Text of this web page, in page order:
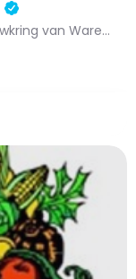
Conferentie van de Koninklijke Tuinbouwkring van WaremmeGeorganiseerd door:Algemene agenda van Warmemme